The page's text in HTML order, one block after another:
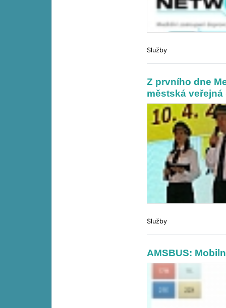
Služby
Z prvního dne
městská veřejná
Služby
AMSBUS: